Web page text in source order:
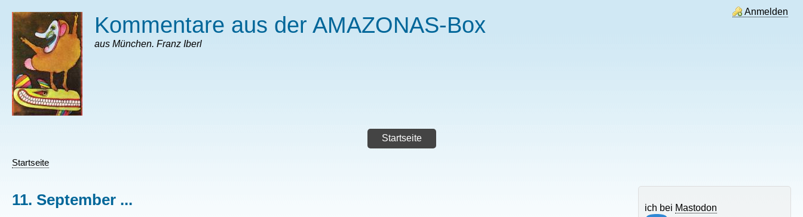
zum
Inhalt
Anmelden
Kommentare aus der AMAZONAS-Box
aus München. Franz Iberl
Startseite
Startseite
11. September ... ich bei Mastodon